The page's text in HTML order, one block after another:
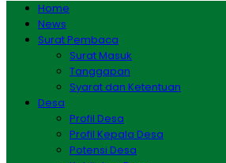
Home
News
Surat Pembaca
Surat Masuk
Tanggapan
Syarat dan Ketentuan
Desa
Profil Desa
Profil Kepala Desa
Potensi Desa